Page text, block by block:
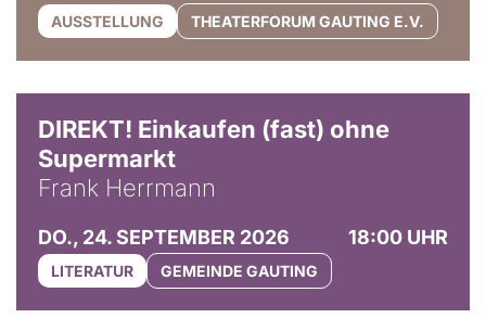
AUSSTELLUNG THEATERFORUM GAUTING E.V.
DIREKT! Einkaufen (fast) ohne
Supermarkt
Frank Herrmann
DO., 24. SEPTEMBER 2026 18:00 UHR
LITERATUR GEMEINDE GAUTING